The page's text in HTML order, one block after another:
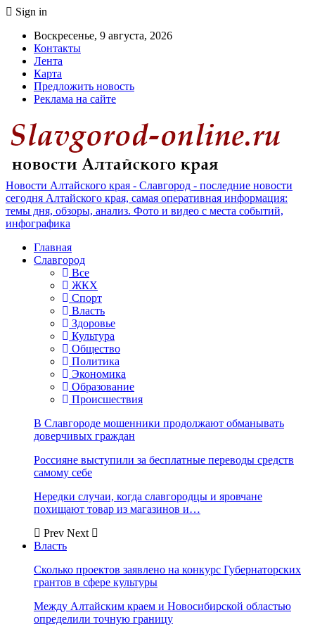
Sign in
Воскресенье, 9 августа, 2026
Контакты
Лента
Карта
Предложить новость
Реклама на сайте
Новости Алтайского края - Славгород - последние новости
сегодня Алтайского края, самая оперативная информация:
темы дня, обзоры, анализ. Фото и видео с места событий,
инфографика
Главная
Славгород
Все
ЖКХ
Спорт
Власть
Здоровье
Культура
Общество
Политика
Экономика
Образование
Происшествия
В Славгороде мошенники продолжают обманывать
доверчивых граждан
Россияне выступили за бесплатные переводы средств
самому себе
Нередки случаи, когда славгородцы и яровчане
похищают товар из магазинов и…
Prev Next
Власть
Сколько проектов заявлено на конкурс Губернаторских
грантов в сфере культуры
Между Алтайским краем и Новосибирской областью
определили точную границу